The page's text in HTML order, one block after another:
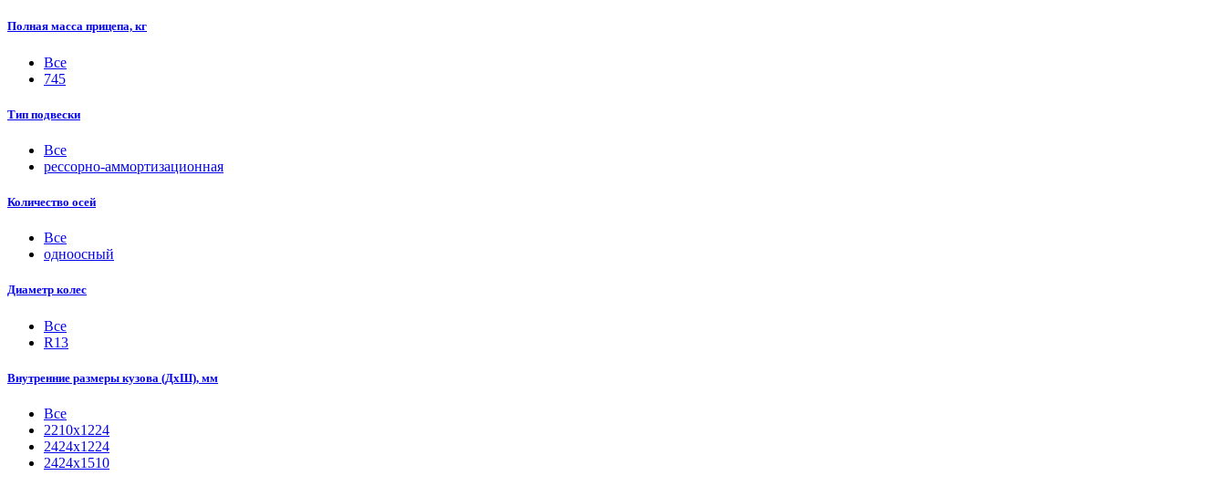
Полная масса прицепа, кг
Все
745
Тип подвески
Все
рессорно-аммортизационная
Количество осей
Все
одноосный
Диаметр колес
Все
R13
Внутренние размеры кузова (ДхШ), мм
Все
2210х1224
2424х1224
2424х1510